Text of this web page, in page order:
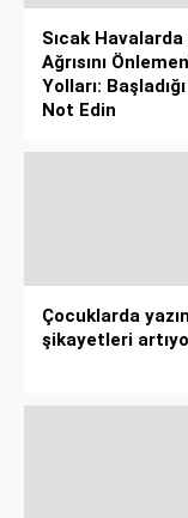
Sıcak Havalarda
Ağrısını
Yolları:
Not Edin
Çocuklarda
şikayetleri